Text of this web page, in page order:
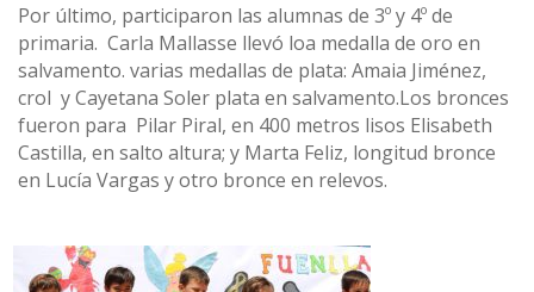
Por último, participaron las alumnas de 3º y 4º de
primaria. Carla Mallasse llevó loa medalla de oro en
salvamento. varias medallas de plata: Amaia Jiménez,
crol y Cayetana Soler plata en salvamento.Los bronces
fueron para Pilar Piral, en 400 metros lisos Elisabeth
Castilla, en salto altura; y Marta Feliz, longitud bronce
en Lucía Vargas y otro bronce en relevos.